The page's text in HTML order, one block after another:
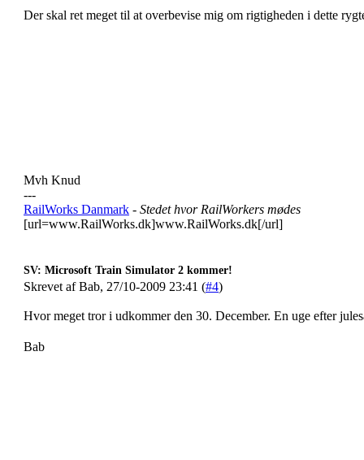
Der skal ret meget til at overbevise mig om rigtigheden i dette
Mvh Knud
---
RailWorks Danmark - Stedet hvor RailWorkers mødes
[url=www.RailWorks.dk]www.RailWorks.dk[/url]
SV: Microsoft Train Simulator 2 kommer!
Skrevet af Bab, 27/10-2009 23:41 (#4)
Hvor meget tror i udkommer den 30. December. En uge efter
Bab